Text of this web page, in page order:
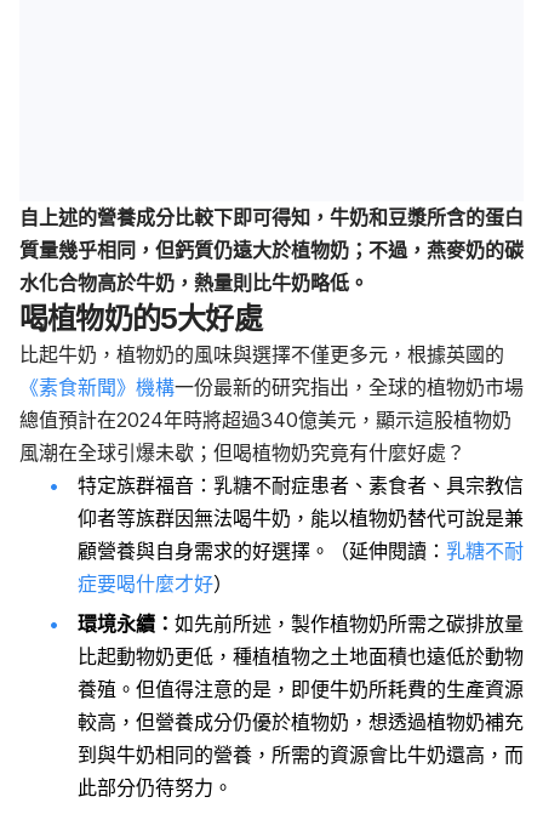
自上述的營養成分比較下即可得知，牛奶和豆漿所含的蛋白
質量幾乎相同，但鈣質仍遠大於植物奶；不過，燕麥奶的碳
水化合物高於牛奶，熱量則比牛奶略低。
喝植物奶的5大好處
比起牛奶，植物奶的風味與選擇不僅更多元，根據英國的
《素食新聞》機構一份最新的研究指出，全球的植物奶市場
總值預計在2024年時將超過340億美元，顯示這股植物奶
風潮在全球引爆未歇；但喝植物奶究竟有什麼好處？
特定族群福音：乳糖不耐症患者、素食者、具宗教信
仰者等族群因無法喝牛奶，能以植物奶替代可說是兼
顧營養與自身需求的好選擇。（延伸閱讀： 乳糖不耐
症要喝什麼才好）
環境永續： 如先前所述，製作植物奶所需之碳排放量
比起動物奶更低，種植植物之土地面積也遠低於動物
養殖。但值得注意的是，即便牛奶所耗費的生產資源
較高，但營養成分仍優於植物奶，想透過植物奶補充
到與牛奶相同的營養，所需的資源會比牛奶還高，而
此部分仍待努力。